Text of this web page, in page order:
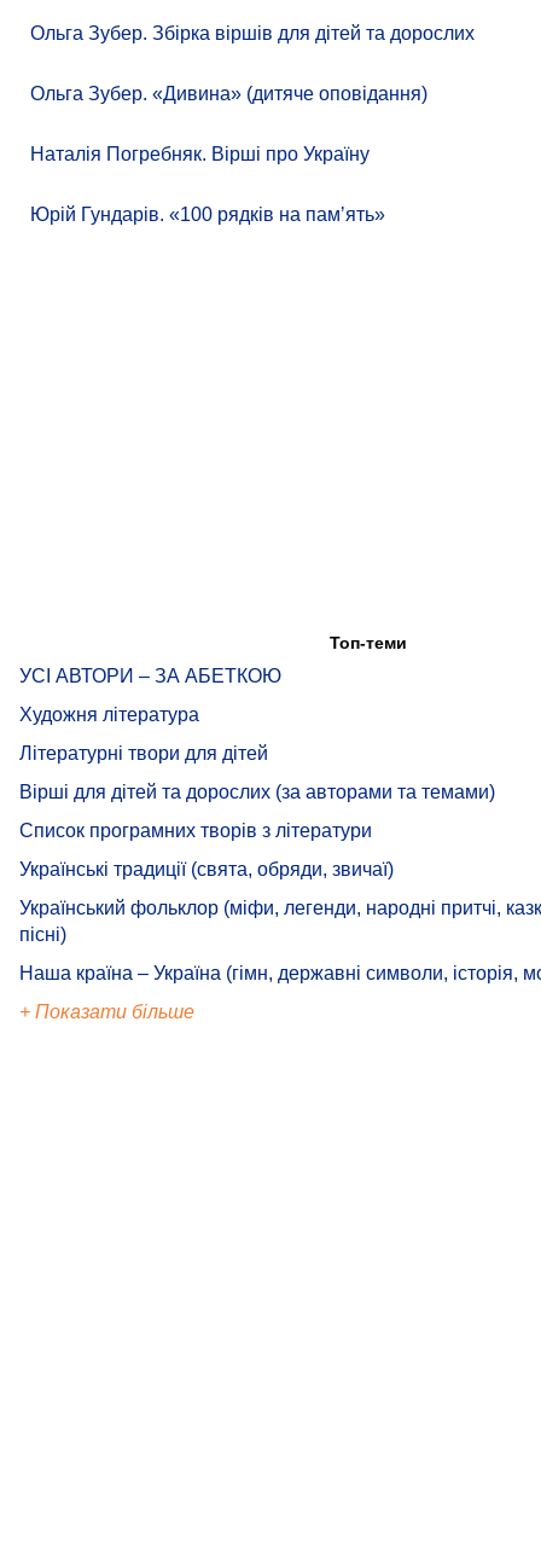
Ольга Зубер. Збірка віршів для дітей та дорослих
Ольга Зубер. «Дивина» (дитяче оповідання)
Наталія Погребняк. Вірші про Україну
Юрій Гундарів. «100 рядків на памʼять»
Топ-теми
УСІ АВТОРИ – ЗА АБЕТКОЮ
Художня література
Літературні твори для дітей
Вірші для дітей та дорослих (за авторами та темами)
Список програмних творів з літератури
Українські традиції (свята, обряди, звичаї)
Український фольклор (міфи, легенди, народні притчі,
пісні)
Наша країна – Україна (гімн, державні символи, історія,
+ Показати більше